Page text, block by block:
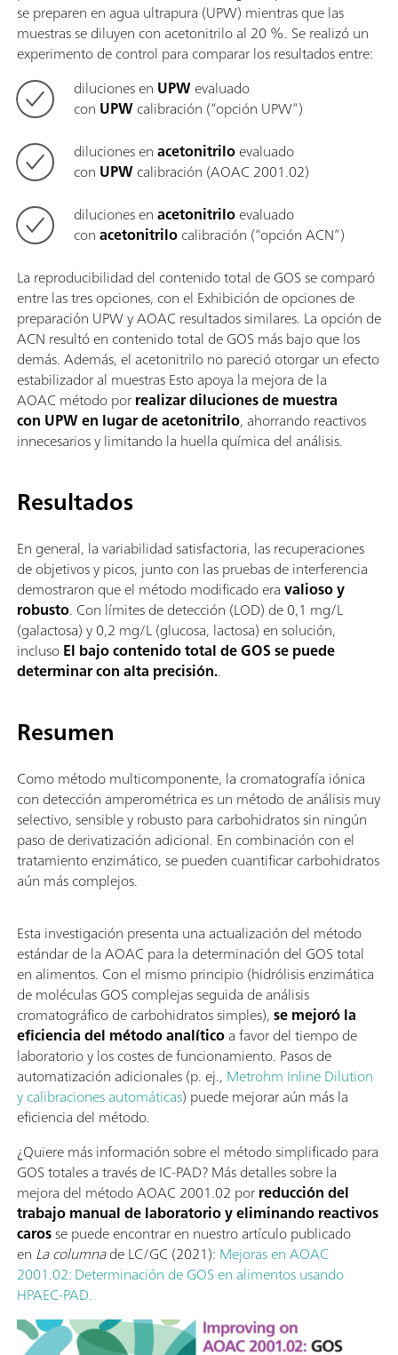
se preparen en agua ultrapura (UPW) mientras que las
muestras se diluyen con acetonitrilo al 20 %. Se realizó un
experimento de control para comparar los resultados entre:
diluciones en UPWevaluado
con UPWcalibración (“opción UPW”)
diluciones enacetonitriloevaluado
con UPWcalibración (AOAC 2001.02)
diluciones enacetonitriloevaluado
conacetonitrilocalibración (“opción ACN”)
La reproducibilidad del contenido total de GOS se comparó
entre las tres opciones, con el Exhibición de opciones de
preparación UPW y AOAC resultados similares. La opción de
ACN resultó en contenido total de GOS más bajo que los
demás. Además, el acetonitrilo no pareció otorgar un efecto
estabilizador al muestras Esto apoya la mejora de la
AOAC método porrealizar diluciones de muestra
con UPW en lugar de acetonitrilo, ahorrando reactivos
innecesarios y limitando la huella química del análisis.
Resultados
En general, la variabilidad satisfactoria, las recuperaciones
de objetivos y picos, junto con las pruebas de interferencia
demostraron que el método modificado eravalioso y
robusto. Con límites de detección (LOD) de 0,1 mg/L
(galactosa) y 0,2 mg/L (glucosa, lactosa) en solución,
inclusoEl bajo contenido total de GOS se puede
determinar con alta precisión..
Resumen
Como método multicomponente, la cromatografía iónica
con detección amperométrica es un método de análisis muy
selectivo, sensible y robusto para carbohidratos sin ningún
paso de derivatización adicional. En combinación con el
tratamiento enzimático, se pueden cuantificar carbohidratos
aún más complejos.
Esta investigación presenta una actualización del método
estándar de la AOAC para la determinación del GOS total
en alimentos. Con el mismo principio (hidrólisis enzimática
de moléculas GOS complejas seguida de análisis
cromatográfico de carbohidratos simples),se mejoró la
eficiencia del método analíticoa favor del tiempo de
laboratorio y los costes de funcionamiento. Pasos de
automatización adicionales (p. ej., Metrohm Inline Dilution
y calibraciones automáticas) puede mejorar aún más la
eficiencia del método.
¿Quiere más información sobre el método simplificado para
GOS totales a través de IC-PAD? Más detalles sobre la
mejora del método AOAC 2001.02 porreducción del
trabajo manual de laboratorio y eliminando reactivos
carosse puede encontrar en nuestro artículo publicado
en La columnade LC/GC (2021): Mejoras en AOAC
2001.02: Determinación de GOS en alimentos usando
HPAEC-PAD.